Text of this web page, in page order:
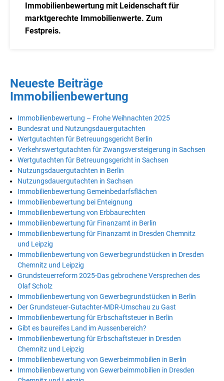
Immobilienbewertung mit Leidenschaft für
marktgerechte Immobilienwerte. Zum
Festpreis.
Neueste Beiträge
Immobilienbewertung
Immobilienbewertung – Frohe Weihnachten 2025
Bundesrat und Nutzungsdauergutachten
Wertgutachten für Betreuungsgericht Berlin
Verkehrswertgutachten für Zwangsversteigerung in Sachsen
Wertgutachten für Betreuungsgericht in Sachsen
Nutzungsdauergutachten in Berlin
Nutzungsdauergutachten in Sachsen
Immobilienbewertung Gemeinbedarfsflächen
Immobilienbewertung bei Enteignung
Immobilienbewertung von Erbbaurechten
Immobilienbewertung für Finanzamt in Berlin
Immobilienbewertung für Finanzamt in Dresden Chemnitz
und Leipzig
Immobilienbewertung von Gewerbegrundstücken in Dresden
Chemnitz und Leipzig
Grundsteuerreform 2025-Das gebrochene Versprechen des
Olaf Scholz
Immobilienbewertung von Gewerbegrundstücken in Berlin
Der Grundsteuer-Gutachter-MDR-Umschau zu Gast
Immobilienbewertung für Erbschaftsteuer in Berlin
Gibt es baureifes Land im Aussenbereich?
Immobilienbewertung für Erbschaftsteuer in Dresden
Chemnitz und Leipzig
Immobilienbewertung von Gewerbeimmobilien in Berlin
Immobilienbewertung von Gewerbeimmobilien in Dresden